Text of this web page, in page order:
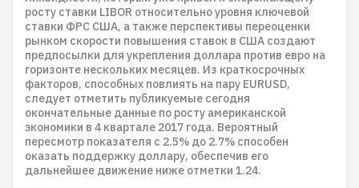
росту ставки LIBOR относительно уровня ключевой
ставки ФРС США, а также перспективы переоценки
рынком скорости повышения ставок в США создают
предпосылки для укрепления доллара против евро на
горизонте нескольких месяцев. Из краткосрочных
факторов, способных повлиять на пару EURUSD,
следует отметить публикуемые сегодня
окончательные данные по росту американской
экономики в 4 квартале 2017 года. Вероятный
пересмотр показателя с 2.5% до 2.7% способен
оказать поддержку доллару, обеспечив его
дальнейшее движение ниже отметки 1.24.